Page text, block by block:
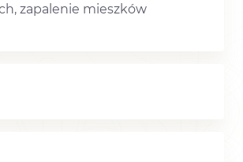
zapalenie mieszków